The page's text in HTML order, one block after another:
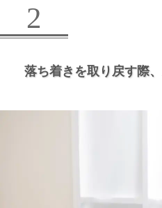
2
落ち着きを取り戻す際、